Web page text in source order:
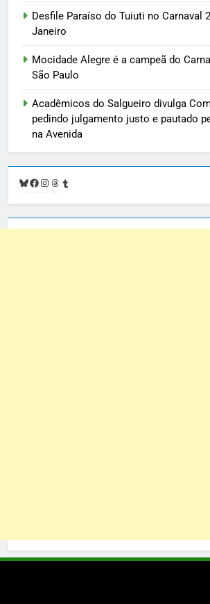
Desfile Paraíso do Tuiuti no Carnaval
Janeiro
Mocidade Alegre é a campeã do
São Paulo
Acadêmicos do Salgueiro divulga
pedindo julgamento justo e pautado
na Avenida
Bluesky
Facebook
Instagram
Threads